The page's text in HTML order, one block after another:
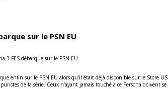
sur le PSN EU
3 FES débarque sur le PSN EU
enfin sur le PSN EU alors qu’il était déjà disponible sur le Store
de la série. Ceux n’ayant jamais touché à ce Persona doivent